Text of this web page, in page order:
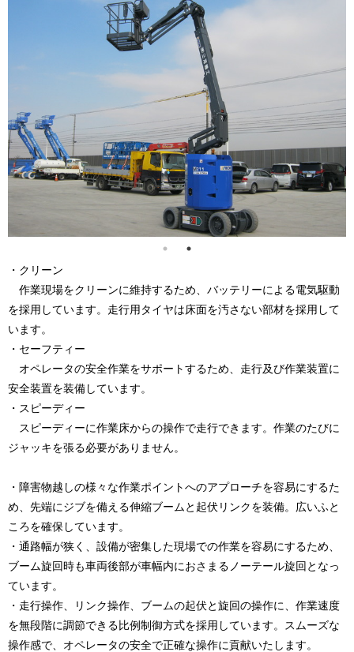
・クリーン
作業現場をクリーンに維持するため、バッテリーによる電気駆動
を採用しています。走行用タイヤは床面を汚さない部材を採用して
います。
・セーフティー
オペレータの安全作業をサポートするため、走行及び作業装置に
安全装置を装備しています。
・スピーディー
スピーディーに作業床からの操作で走行できます。作業のたびに
ジャッキを張る必要がありません。
・障害物越しの様々な作業ポイントへのアプローチを容易にするた
め、先端にジブを備える伸縮ブームと起伏リンクを装備。広いふと
ころを確保しています。
・通路幅が狭く、設備が密集した現場での作業を容易にするため、
ブーム旋回時も車両後部が車幅内におさまるノーテール旋回となっ
ています。
・走行操作、リンク操作、ブームの起伏と旋回の操作に、作業速度
を無段階に調節できる比例制御方式を採用しています。スムーズな
操作感で、オペレータの安全で正確な操作に貢献いたします。